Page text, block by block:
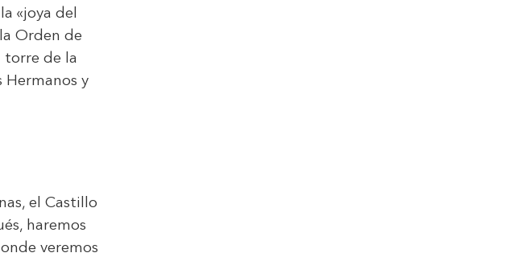
«joya del
Orden de
torre de la
Hermanos y
el Castillo
haremos
veremos